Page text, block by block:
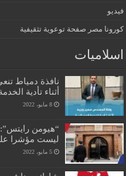
فيديو
كورونا مصر صفحة توعوية تثقيفية
اسلاميات
نافذة دمياط
أثناء تأدية
8 مايو، 2022
“هيومن
ليست مؤشرا
5 مايو، 2022